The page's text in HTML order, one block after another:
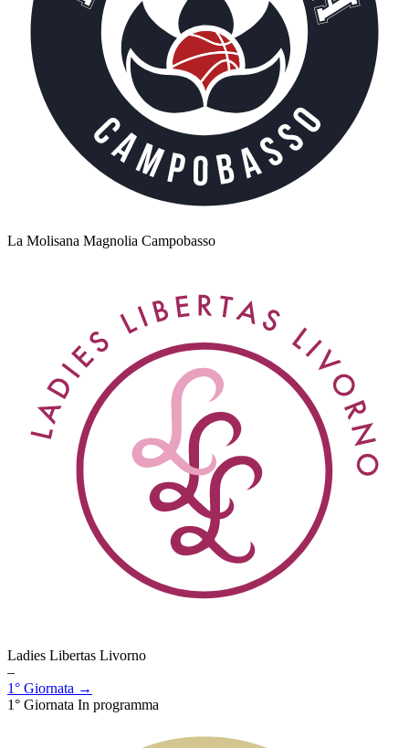
La Molisana Magnolia Campobasso
Ladies Libertas Livorno
–
1° Giornata →
1° Giornata In programma